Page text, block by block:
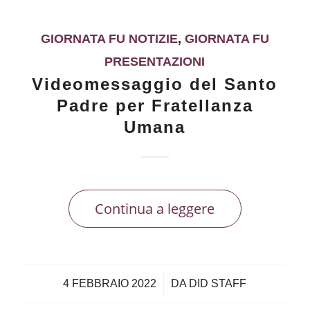
GIORNATA FU NOTIZIE, GIORNATA FU
PRESENTAZIONI
Videomessaggio del Santo
Padre per Fratellanza
Umana
Continua a leggere
4 FEBBRAIO 2022
/ DA DID STAFF